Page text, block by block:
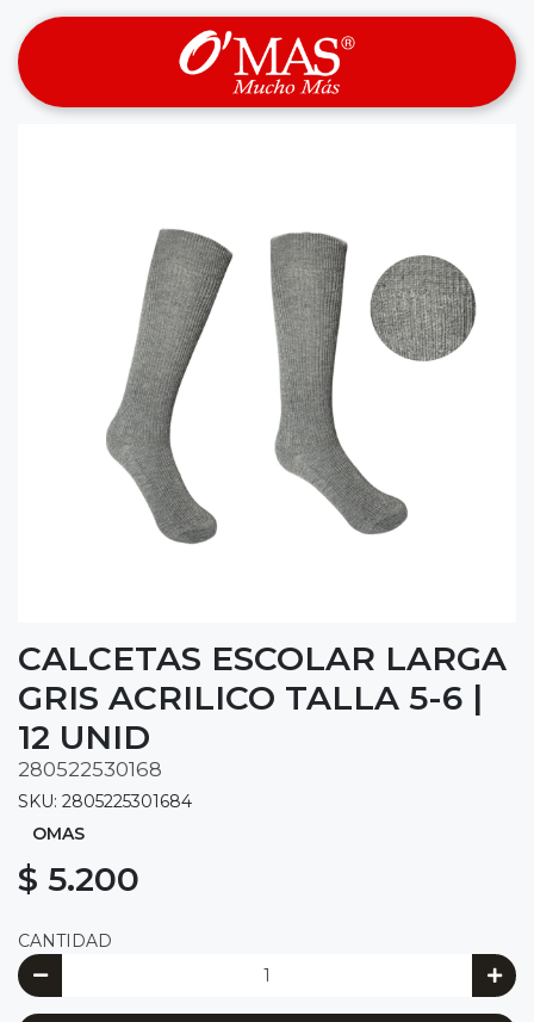
CALCETAS ESCOLAR LARGA
GRIS ACRILICO TALLA 5-6 |
12 UNID
280522530168
SKU: 2805225301684
OMAS
$ 5.200
CANTIDAD